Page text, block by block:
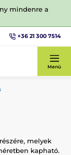
mindenre a
+36 21 300 7514
Menü
melyek
kapható.